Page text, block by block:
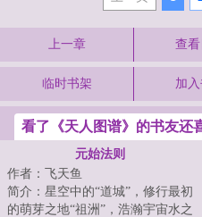
上一章 查
临时书架 加
看了《天人图谱》的书友还
元始法则
作者：飞天鱼
简介：星空中的“道城”，修行最初
的萌芽之地“祖洲”，浩瀚宇宙水之